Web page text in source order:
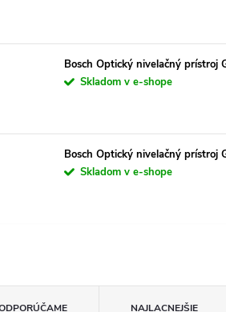
Bosch Optický nivelačný prístroj
Skladom v e-shope
Bosch Optický nivelačný prístroj
Skladom v e-shope
NAJLACNEJŠIE